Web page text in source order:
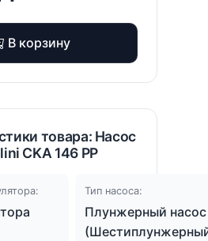
В корзину
товара: Насос
CKA 146 PP
Тип насоса:
Плунжерный насос